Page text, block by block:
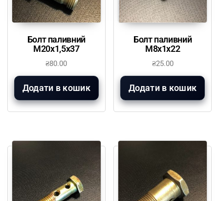
Болт паливний
М20х1,5х37
₴80.00
Додати в кошик
Болт паливний
М8х1х22
₴25.00
Додати в кошик